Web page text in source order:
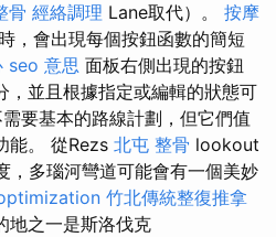
骨 經絡調理 Lane取代）。 按摩
，會出現每個按鈕函數的簡短
seo 意思 面板右側出現的按鈕
，並且根據指定或編輯的狀態可
要基本的路線計劃，但它們值
能。 從Rezs 北屯 整骨 lookout
多瑙河彎道可能會有一個美妙
竹北傳統整復推拿
地之一是斯洛伐克